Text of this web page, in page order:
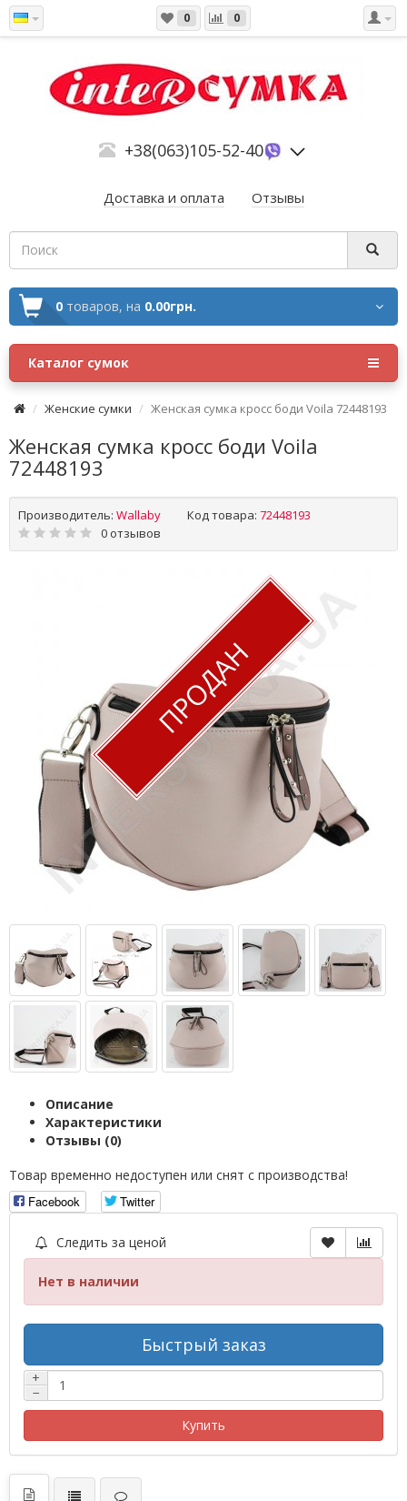
0 0
+38(063)105-52-40
Доставка и оплата Отзывы
0 товаров, на 0.00грн.
Каталог сумок
Женские сумки Женская сумка кросс боди Voila 72448193
Женская сумка кросс боди Voila
72448193
Производитель: Wallaby Код товара: 72448193
0 отзывов
ПРОДАН
Описание
Характеристики
Отзывы (0)
Товар временно недоступен или снят с производства!
Facebook
Twitter
Следить за ценой
Нет в наличии
Быстрый заказ
+
−
Купить